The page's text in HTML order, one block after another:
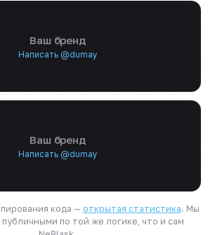
Ваш бренд
Написать @dumay
Ваш бренд
Написать @dumay
кода — открытая статистика. Мы
по той же логике, что и сам